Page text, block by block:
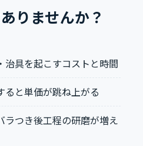
りませんか？
治具を起こすコストと時間
ると単価が跳ね上がる
ラつき後工程の研磨が増え